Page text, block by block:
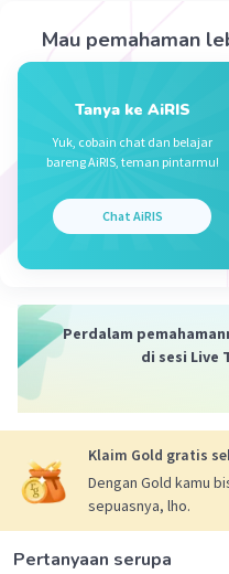
Mau pemahaman
Tanya ke AiRIS
Yuk, cobain chat dan belajar
bareng AiRIS, teman pintarmu!
Chat AiRIS
Perdalam
di sesi Live
Klaim Gold gratis
Dengan Gold kamu
sepuasnya, lho.
Pertanyaan serupa